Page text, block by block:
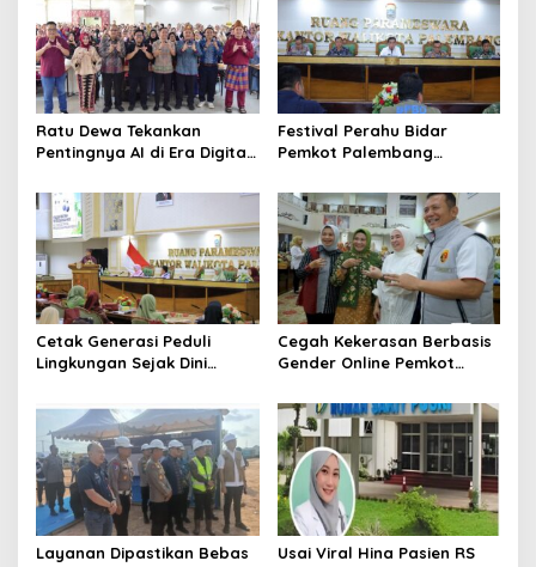
Ratu Dewa Tekankan
Pentingnya AI di Era Digital,
Festival Perahu Bidar
Pemkot Palembang
Cetak Generasi Peduli
Lingkungan Sejak Dini
Program Perkuat Adiwiyata
Cegah Kekerasan Berbasis
Gender Online Pemkot
Digital Perempuan
Layanan Dipastikan Bebas
Usai Viral Hina Pasien RS